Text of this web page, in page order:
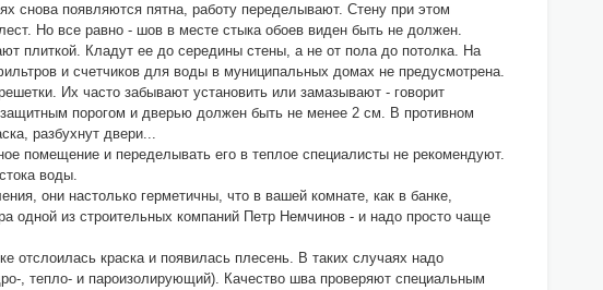
снова появляются пятна, работу переделывают. Стену при этом
Но все равно - шов в месте стыка обоев виден быть не должен.
плиткой. Кладут ее до середины стены, а не от пола до потолка. На
и счетчиков для воды в муниципальных домах не предусмотрена.
Их часто забывают установить или замазывают - говорит
порогом и дверью должен быть не менее 2 см. В противном
разбухнут двери...
помещение и переделывать его в теплое специалисты не рекомендуют.
воды.
они настолько герметичны, что в вашей комнате, как в банке,
одной из строительных компаний Петр Немчинов - и надо просто чаще
отслоилась краска и появилась плесень. В таких случаях надо
, тепло- и пароизолирующий). Качество шва проверяют специальным